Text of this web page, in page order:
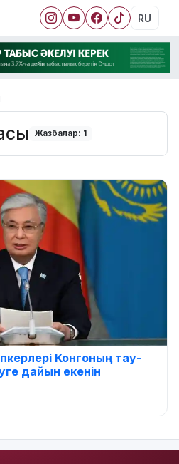
RU
Жазбалар: 1
Конгоның тау-
дайын екенін